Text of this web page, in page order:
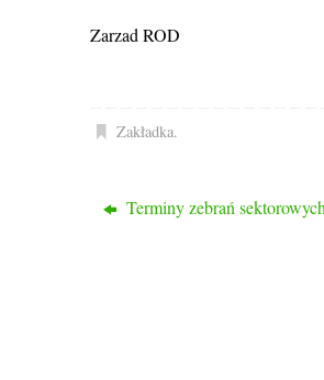
Zarzad ROD
Zakładka.
Terminy zebrań